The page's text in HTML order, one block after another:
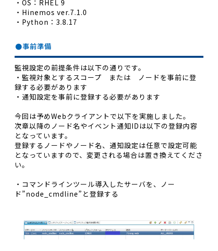
・OS：RHEL 9
・Hinemos ver.7.1.0
・Python：3.8.17
●事前準備
監視設定の前提条件は以下の通りです。
・監視対象とするスコープ または ノードを事前に登
録する必要があります
・通知設定を事前に登録する必要があります
今回は予めWebクライアントで以下を実施しました。
次章以降のノード名やイベント通知IDは以下の登録内容
となっています。
登録するノードやノード名、通知設定は任意で設定可能
となっていますので、変更される場合は置き換えてくださ
い。
・コマンドラインツール導入したサーバを、ノー
ド”node_cmdline”と登録する